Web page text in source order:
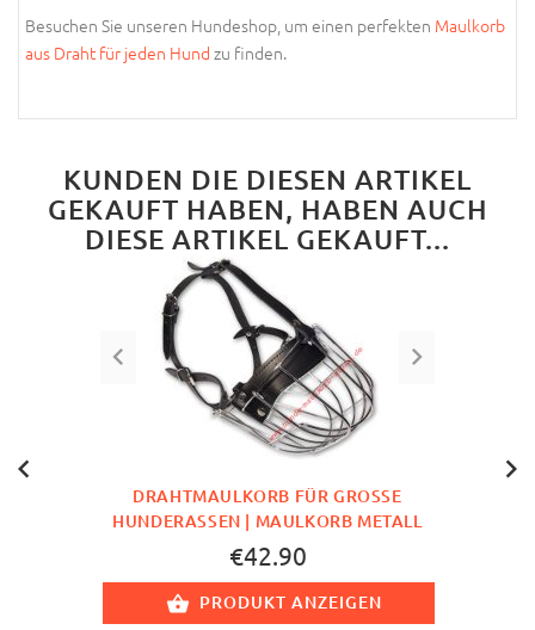
Besuchen Sie unseren Hundeshop, um einen perfekten Maulkorb
aus Draht für jeden Hund zu finden.
KUNDEN DIE DIESEN ARTIKEL
GEKAUFT HABEN, HABEN AUCH
DIESE ARTIKEL GEKAUFT...
DRAHTMAULKORB FÜR GROSSE H
UNDERASSEN | MAULKORB METALL
€42.90
PRODUKT ANZEIGEN